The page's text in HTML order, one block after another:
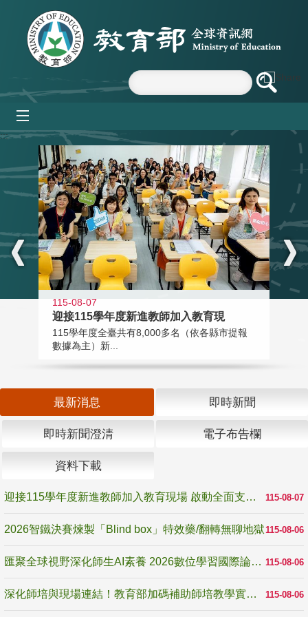
跳到主要內容區塊
:::
115-08-07
迎接115學年度新進教師加入教育現
115學年度全臺共有8,000多名（依各縣市提報
數據為主）新...
最新消息 即時新聞
即時新聞澄清 電子布告欄
資料下載
115-08-07
迎接115學年度新進教師加入教育現場 啟動全面支持陪伴
115-08-06
2026智鐵決賽煉製「Blind box」特效藥/翻轉無聊地獄
115-08-06
匯聚全球視野深化師生AI素養 2026數位學習國際論壇高雄登場
115-08-06
深化師培與現場連結！教育部加碼補助師培教學實踐研究 10月師培國際研討會交流教學實踐經驗